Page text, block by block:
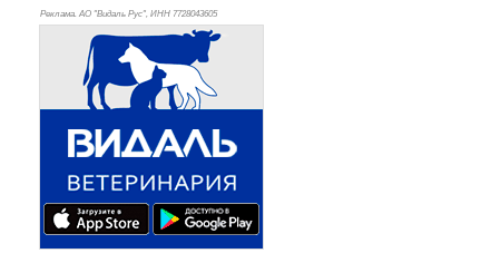
Реклама. АО "Видаль Рус", ИНН 7728043605